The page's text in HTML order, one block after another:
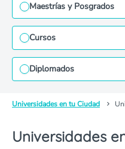
Maestrías y Posgrados
Cursos
Diplomados
Universidades en tu Ciudad
Universidades